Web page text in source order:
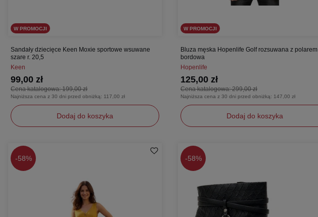
W PROMOCJI
Sandały dziecięce Keen Moxie sportowe wsuwane
szare r. 20,5
Keen
Cena katalogowa:199,00 zł
99,00 zł
Najniższa cena z 30 dni przed obniżką: 117,00 zł
Dodaj do koszyka
20,5
W PROMOCJI
Bluza męska Hopenlife Golf rozsuwana z polarem
bordowa
Hopenlife
Cena katalogowa:299,00 zł
125,00 zł
Najniższa cena z 30 dni przed obniżką: 147,00 zł
Dodaj do koszyka
XXL
-58% -58%